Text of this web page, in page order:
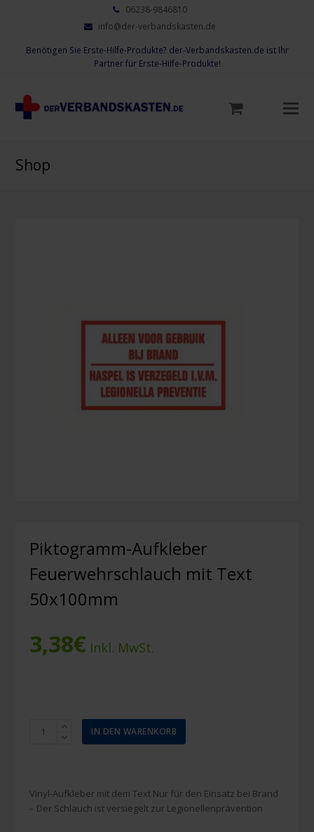
06238-9846810
info@der-verbandskasten.de
Benötigen Sie Erste-Hilfe-Produkte? der-Verbandskasten.de ist Ihr
Partner für Erste-Hilfe-Produkte!
Shop
Piktogramm-Aufkleber
Feuerwehrschlauch mit Text
50x100mm
3,38€ Inkl. MwSt.
Piktogramm-
Aufkleber
50x100mm
Menge
IN DEN WARENKORB
Vinyl-Aufkleber mit dem Text Nur für den Einsatz bei Brand
– Der Schlauch ist versiegelt zur Legionellenprävention